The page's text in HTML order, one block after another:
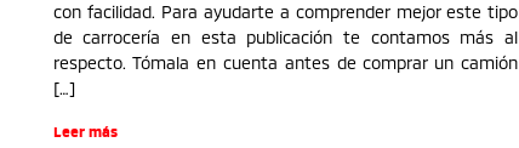
con facilidad. Para ayudarte a comprender mejor este tipo
de carrocería en esta publicación te contamos más al
respecto. Tómala en cuenta antes de comprar un camión
[…]
Leer más